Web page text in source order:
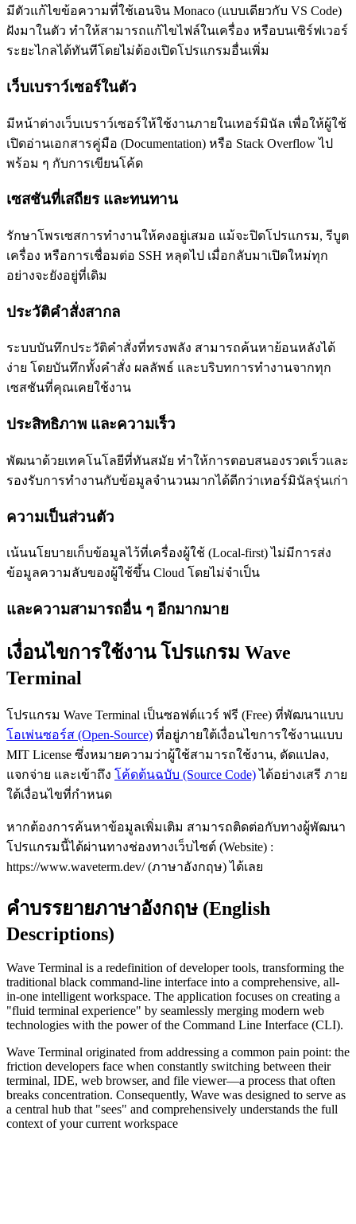
มีตัวแก้ไขข้อความที่ใช้เอนจิน Monaco (แบบเดียวกับ VS Code)
ฝังมาในตัว ทำให้สามารถแก้ไขไฟล์ในเครื่อง หรือบนเซิร์ฟเวอร์
ระยะไกลได้ทันทีโดยไม่ต้องเปิดโปรแกรมอื่นเพิ่ม
เว็บเบราว์เซอร์ในตัว
มีหน้าต่างเว็บเบราว์เซอร์ให้ใช้งานภายในเทอร์มินัล เพื่อให้ผู้ใช้
เปิดอ่านเอกสารคู่มือ (Documentation) หรือ Stack Overflow ไป
พร้อม ๆ กับการเขียนโค้ด
เซสชันที่เสถียร และทนทาน
รักษาโพรเซสการทำงานให้คงอยู่เสมอ แม้จะปิดโปรแกรม, รีบูต
เครื่อง หรือการเชื่อมต่อ SSH หลุดไป เมื่อกลับมาเปิดใหม่ทุก
อย่างจะยังอยู่ที่เดิม
ประวัติคำสั่งสากล
ระบบบันทึกประวัติคำสั่งที่ทรงพลัง สามารถค้นหาย้อนหลังได้
ง่าย โดยบันทึกทั้งคำสั่ง ผลลัพธ์ และบริบทการทำงานจากทุก
เซสชันที่คุณเคยใช้งาน
ประสิทธิภาพ และความเร็ว
พัฒนาด้วยเทคโนโลยีที่ทันสมัย ทำให้การตอบสนองรวดเร็วและ
รองรับการทำงานกับข้อมูลจำนวนมากได้ดีกว่าเทอร์มินัลรุ่นเก่า
ความเป็นส่วนตัว
เน้นนโยบายเก็บข้อมูลไว้ที่เครื่องผู้ใช้ (Local-first) ไม่มีการส่ง
ข้อมูลความลับของผู้ใช้ขึ้น Cloud โดยไม่จำเป็น
และความสามารถอื่น ๆ อีกมากมาย
เงื่อนไขการใช้งาน โปรแกรม Wave
Terminal
โปรแกรม Wave Terminal เป็นซอฟต์แวร์ ฟรี (Free) ที่พัฒนาแบบ
โอเพ่นซอร์ส (Open-Source) ที่อยู่ภายใต้เงื่อนไขการใช้งานแบบ
MIT License ซึ่งหมายความว่าผู้ใช้สามารถใช้งาน, ดัดแปลง,
แจกจ่าย และเข้าถึง โค้ดต้นฉบับ (Source Code)ได้อย่างเสรี ภาย
ใต้เงื่อนไขที่กำหนด
หากต้องการค้นหาข้อมูลเพิ่มเติม สามารถติดต่อกับทางผู้พัฒนา
โปรแกรมนี้ได้ผ่านทางช่องทางเว็บไซต์ (Website) :
https://www.waveterm.dev/ (ภาษาอังกฤษ) ได้เลย
คำบรรยายภาษาอังกฤษ (English
Descriptions)
Wave Terminal is a redefinition of developer tools, transforming the
traditional black command-line interface into a comprehensive, all-
in-one intelligent workspace. The application focuses on creating a
"fluid terminal experience" by seamlessly merging modern web
technologies with the power of the Command Line Interface (CLI).
Wave Terminal originated from addressing a common pain point: the
friction developers face when constantly switching between their
terminal, IDE, web browser, and file viewer—a process that often
breaks concentration. Consequently, Wave was designed to serve as
a central hub that "sees" and comprehensively understands the full
context of your current workspace